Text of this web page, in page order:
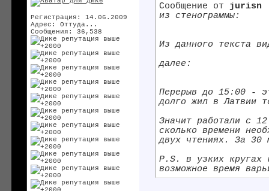
Регистрация: 14.06.2009
Адрес: Оттуда...
Сообщения: 36,538
Сообщение от jurisn
из стенограммы:
Из данного текста
далее:
Перерыв до 15:00 -
долго жил в Латвии
Значит работали с
сколько времени
двух чтениях. За
P.S. в узких кругах
возможное время